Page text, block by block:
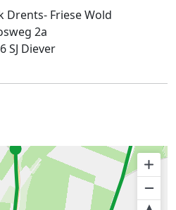
Drents- Friese Wold
2a
SJ Diever